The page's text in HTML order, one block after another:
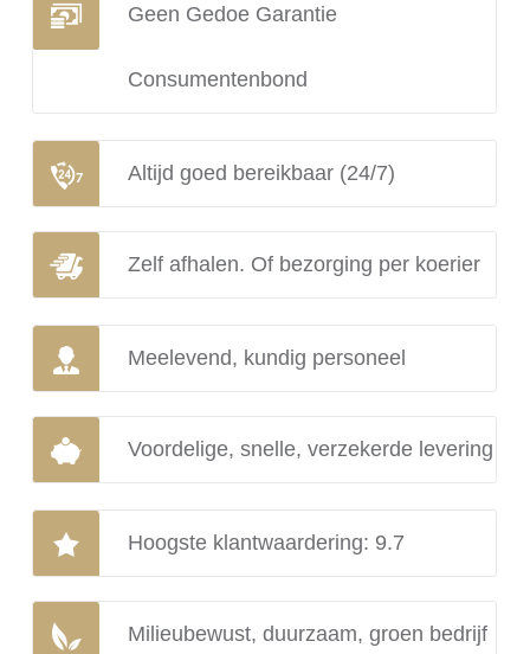
Geen Gedoe Garantie
Consumentenbond
Altijd goed bereikbaar (24/7)
Zelf afhalen. Of bezorging per koerier
Meelevend, kundig personeel
Voordelige, snelle, verzekerde levering
Hoogste klantwaardering: 9.7
Milieubewust, duurzaam, groen bedrijf